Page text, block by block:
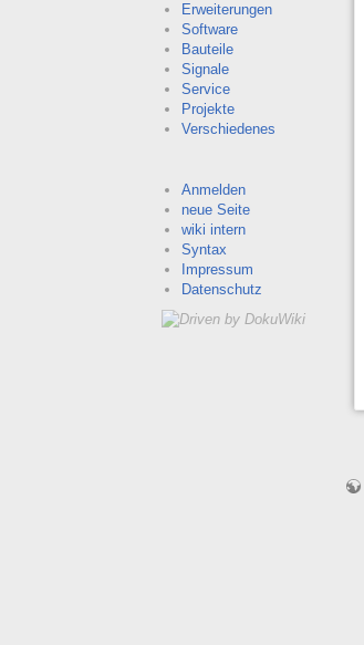
Erweiterungen
Software
Bauteile
Signale
Service
Projekte
Verschiedenes
Anmelden
neue Seite
wiki intern
Syntax
Impressum
Datenschutz